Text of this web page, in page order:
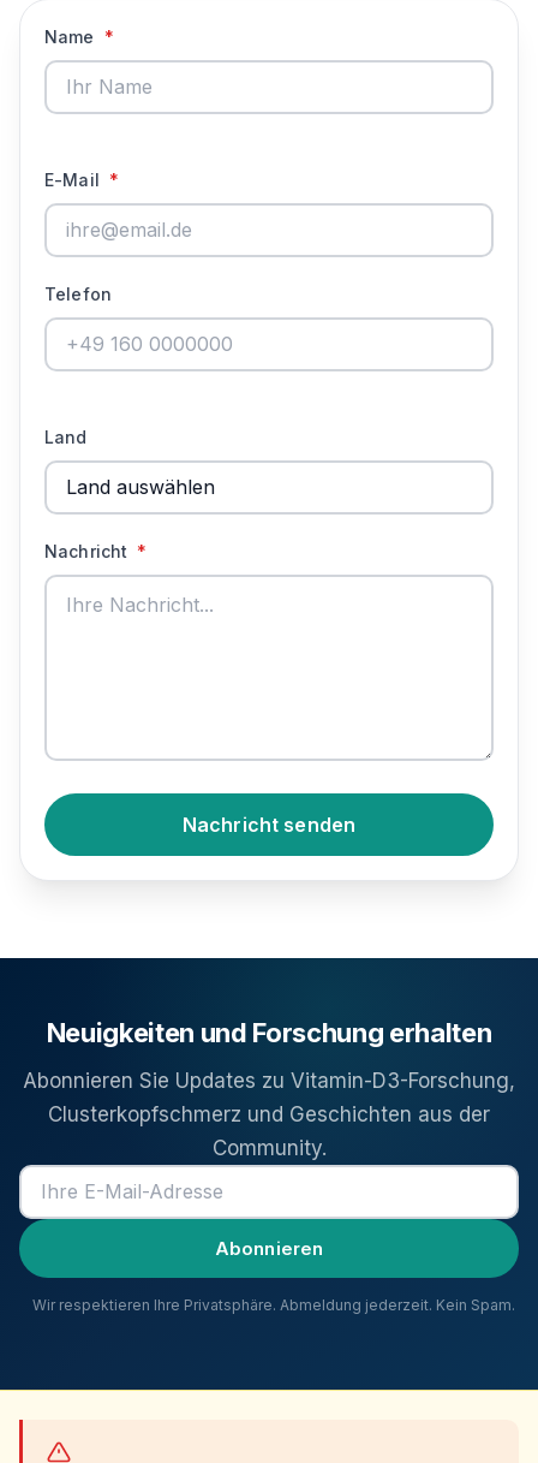
Name *
E-Mail *
Telefon
Land
Nachricht *
Nachricht senden
Neuigkeiten und Forschung erhalten
Abonnieren Sie Updates zu Vitamin-D3-Forschung,
Clusterkopfschmerz und Geschichten aus der
Community.
E-Mail-Adresse
Abonnieren
Wir respektieren Ihre Privatsphäre. Abmeldung jederzeit. Kein Spam.